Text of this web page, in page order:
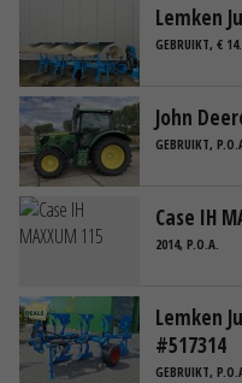
Lemken
GEBRUIKT, €
John
GEBRUIKT,
Case IH
2014, P.O.A.
Lemken
#517314
GEBRUIKT,